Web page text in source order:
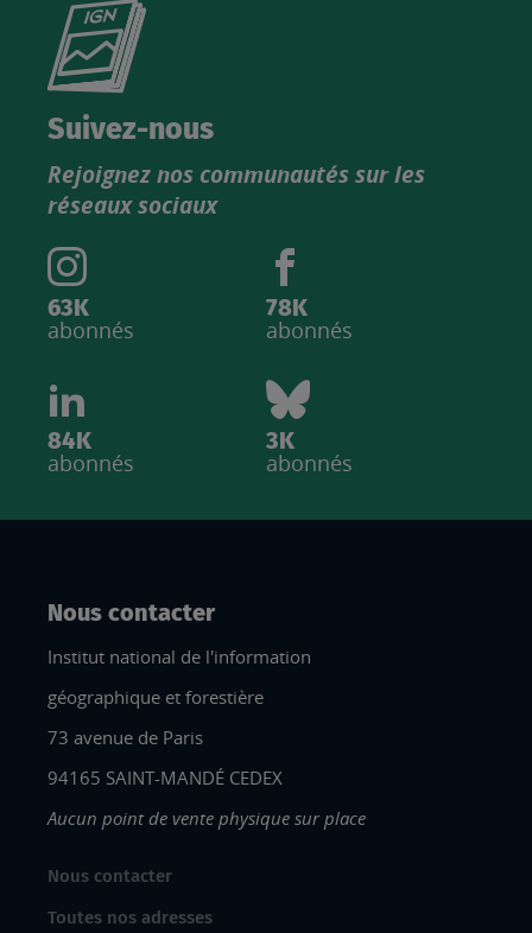
Consultez
catalogue
Suivez-nous
Rejoignez nos communautés sur les
réseaux sociaux
63K
abonnés
78K
abonnés
84K
abonnés
3K
abonnés
Nous contacter
Institut national de l'information
géographique et forestière
73 avenue de Paris
94165 SAINT-MANDÉ CEDEX
Aucun point de vente physique sur place
Nous contacter
Toutes nos adresses